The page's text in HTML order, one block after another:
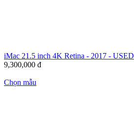
iMac 21.5 inch 4K Retina - 2017 - USED
9,300,000 đ
Chọn mẫu